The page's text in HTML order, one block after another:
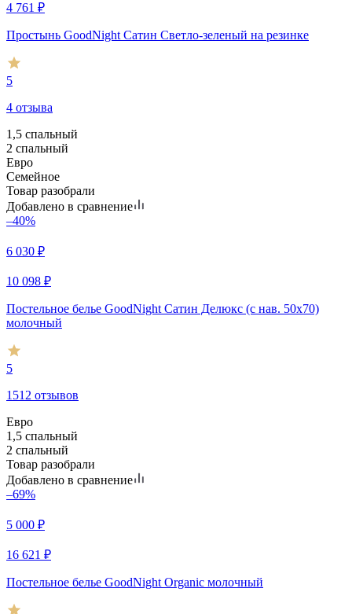
4 761 ₽
Простынь GoodNight Сатин Светло-зеленый на резинке
5
4 отзыва
1,5 спальный
2 спальный
Евро
Семейное
Товар разобрали
Добавлено в сравнение
–40%
6 030 ₽
10 098 ₽
Постельное белье GoodNight Сатин Делюкс (с нав. 50х70)
молочный
5
1512 отзывов
Евро
1,5 спальный
2 спальный
Товар разобрали
Добавлено в сравнение
–69%
5 000 ₽
16 621 ₽
Постельное белье GoodNight Organic молочный